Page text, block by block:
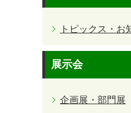
トピックス・お
展示会
企画展・部門展